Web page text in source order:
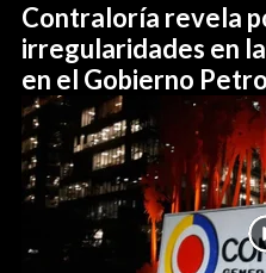
Contraloría revela
irregularidades en
en el Gobierno Petro